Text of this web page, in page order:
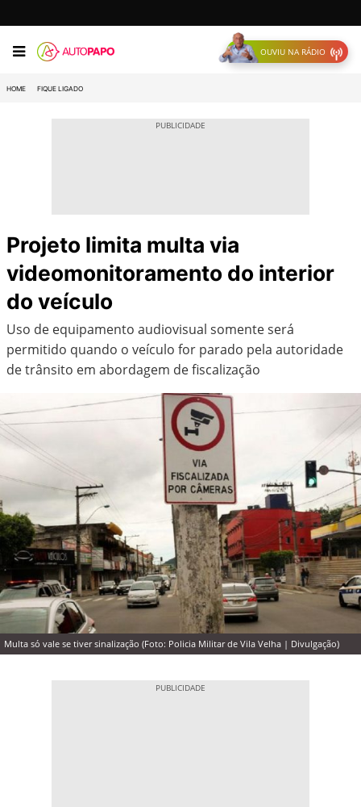
OUVIU NA RÁDIO
HOME FIQUE LIGADO
Projeto limita multa via
videomonitoramento do interior
do veículo
Uso de equipamento audiovisual somente será
permitido quando o veículo for parado pela autoridade
de trânsito em abordagem de fiscalização
Multa só vale se tiver sinalização (Foto: Policia Militar de Vila Velha | Divulgação)